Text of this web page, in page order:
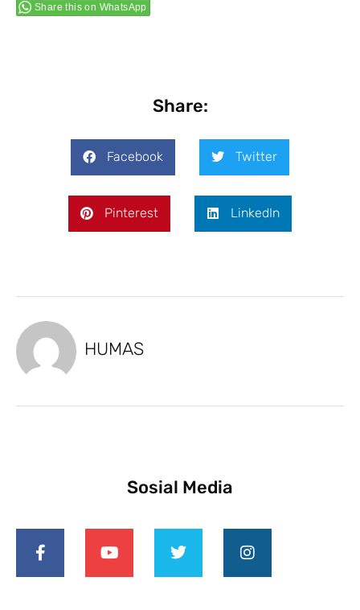
Share this on WhatsApp
Share:
Facebook Twitter
Pinterest LinkedIn
HUMAS
Sosial Media